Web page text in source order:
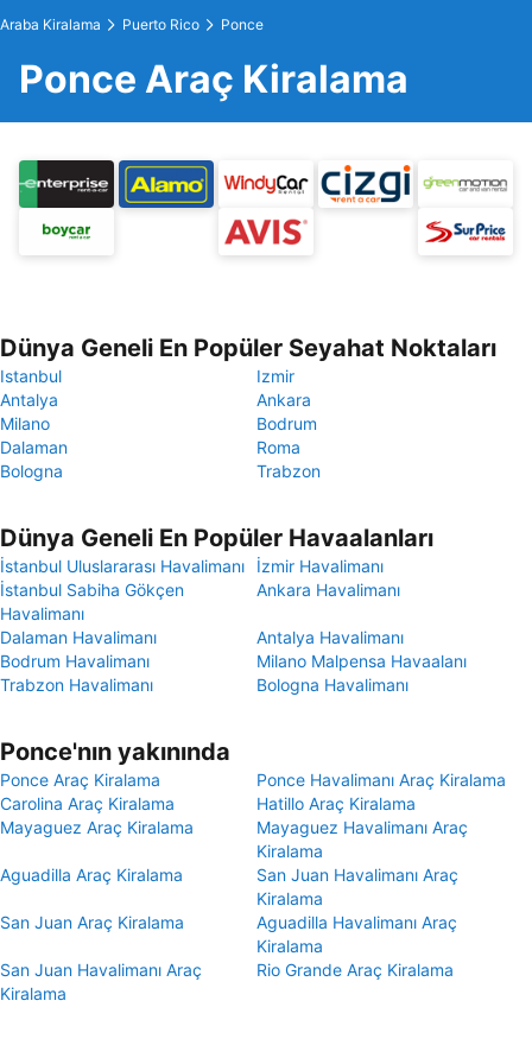
Araba Kiralama Puerto Rico Ponce
Ponce Araç Kiralama
Dünya Geneli En Popüler Seyahat Noktaları
Istanbul
Izmir
Antalya
Ankara
Milano
Bodrum
Dalaman
Roma
Bologna
Trabzon
Dünya Geneli En Popüler Havaalanları
İstanbul Uluslararası Havalimanı
İzmir Havalimanı
İstanbul Sabiha Gökçen
Havalimanı
Ankara Havalimanı
Dalaman Havalimanı
Antalya Havalimanı
Bodrum Havalimanı
Milano Malpensa Havaalanı
Trabzon Havalimanı
Bologna Havalimanı
Ponce'nın yakınında
Ponce Araç Kiralama
Ponce Havalimanı Araç Kiralama
Carolina Araç Kiralama
Hatillo Araç Kiralama
Mayaguez Araç Kiralama
Mayaguez Havalimanı Araç
Kiralama
Aguadilla Araç Kiralama
San Juan Havalimanı Araç
Kiralama
San Juan Araç Kiralama
Aguadilla Havalimanı Araç
Kiralama
San Juan Havalimanı Araç
Kiralama
Rio Grande Araç Kiralama